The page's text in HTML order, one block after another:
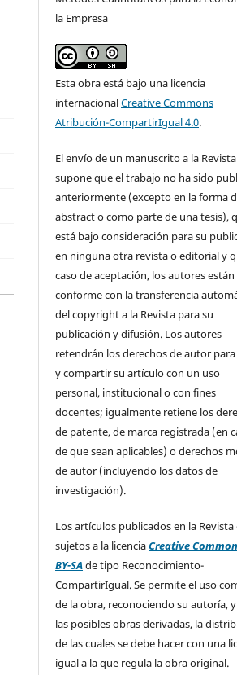
la Empresa
Esta obra está bajo una licencia
internacionalCreative Commons
Atribución-CompartirIgual 4.0.
El envío de un manuscrito a la Revista
supone que el trabajo no ha sido
anteriormente (excepto en la forma
abstract o como parte de una tesis),
está bajo consideración para su
en ninguna otra revista o editorial y
caso de aceptación, los autores están
conforme con la transferencia
del copyright a la Revista para su
publicación y difusión. Los autores
retendrán los derechos de autor
y compartir su artículo con un uso
personal, institucional o con fines
docentes; igualmente retiene los
de patente, de marca registrada (en
de que sean aplicables) o derechos
de autor (incluyendo los datos de
investigación).
Los artículos publicados en la Revista
sujetos a la licenciaCreative
BY-SAde tipo Reconocimiento-
CompartirIgual. Se permite el uso
de la obra, reconociendo su autoría,
las posibles obras derivadas, la
de las cuales se debe hacer con una
igual a la que regula la obra original.